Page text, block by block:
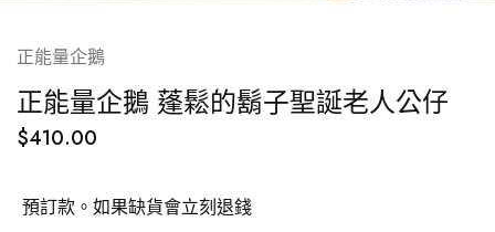
正能量企鵝
正能量企鵝 蓬鬆的鬍子聖誕老人公仔
$410.00
預訂款。如果缺貨會立刻退錢